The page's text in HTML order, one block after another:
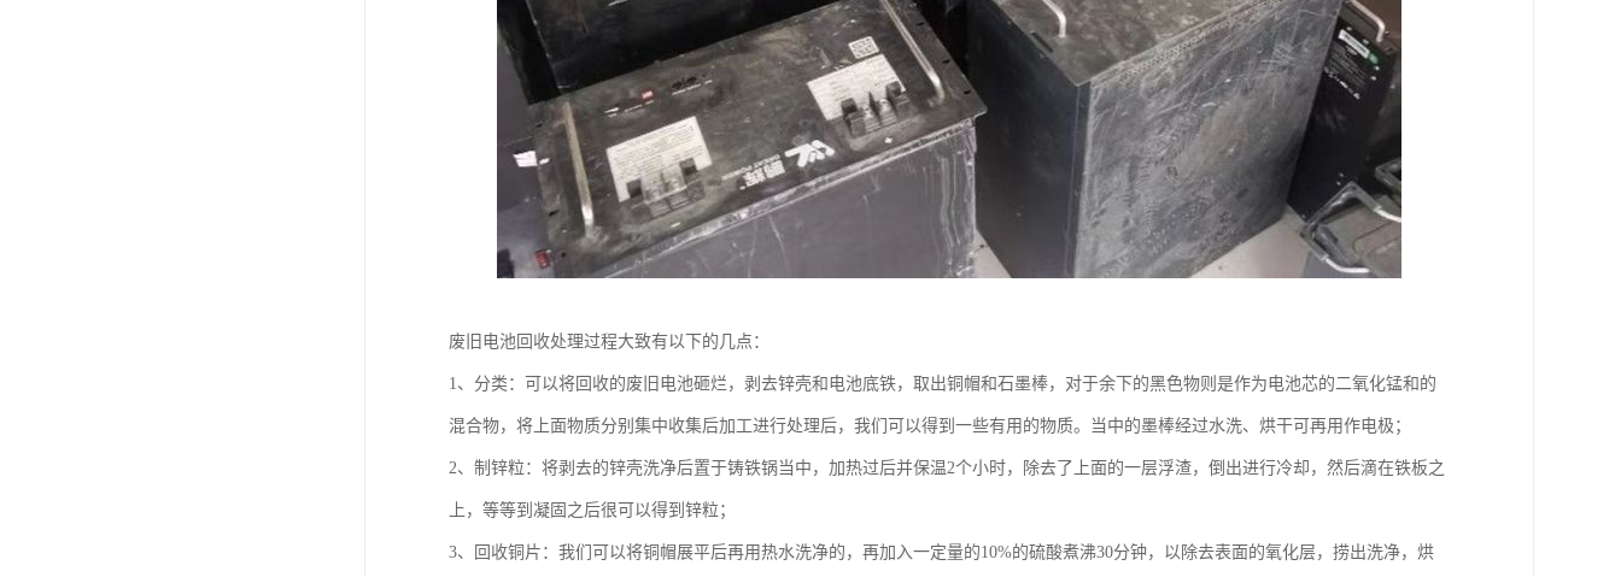
废旧电池回收处理过程大致有以下的几点：
1、分类：可以将回收的废旧电池砸烂，剥去锌壳和电池底铁，取出铜帽和石墨棒，对于余下的黑色物则是作为电池芯的二氧化锰和的
混合物，将上面物质分别集中收集后加工进行处理后，我们可以得到一些有用的物质。当中的墨棒经过水洗、烘干可再用作电极；
2、制锌粒：将剥去的锌壳洗净后置于铸铁锅当中，加热过后并保温2个小时，除去了上面的一层浮渣，倒出进行冷却，然后滴在铁板之
上，等等到凝固之后很可以得到锌粒；
3、回收铜片：我们可以将铜帽展平后再用热水洗净的，再加入一定量的10%的硫酸煮沸30分钟，以除去表面的氧化层，捞出洗净，烘